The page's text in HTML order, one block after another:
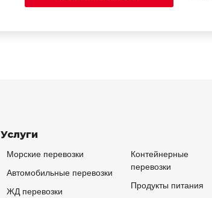
Услуги
Морские перевозки
Автомобильные перевозки
ЖД перевозки
Контейнерные
перевозки
Продукты питания